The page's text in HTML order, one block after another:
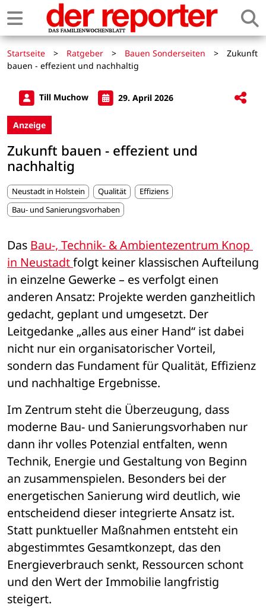
Startseite > Ratgeber > Bauen Sonderseiten >
Zukunft
bauen - effezient und nachhaltig
Till Muchow 29. April 2026
Anzeige
Zukunft bauen - effezient und
nachhaltig
Neustadt in Holstein Qualität
Effiziens
Bau- und Sanierungsvorhaben
Das Bau-, Technik- & Ambientezentrum Knop
in Neustadt folgt keiner klassischen Aufteilung
in einzelne Gewerke – es verfolgt einen
anderen Ansatz: Projekte werden ganzheitlich
gedacht, geplant und umgesetzt. Der
Leitgedanke „alles aus einer Hand“ ist dabei
nicht nur ein organisatorischer Vorteil,
sondern das Fundament für Qualität, Effizienz
und nachhaltige Ergebnisse.
Im Zentrum steht die Überzeugung, dass
moderne Bau- und Sanierungsvorhaben nur
dann ihr volles Potenzial entfalten, wenn
Technik, Energie und Gestaltung von Beginn
an zusammenspielen. Besonders bei der
energetischen Sanierung wird deutlich, wie
entscheidend dieser integrierte Ansatz ist.
Statt punktueller Maßnahmen entsteht ein
abgestimmtes Gesamtkonzept, das den
Energieverbrauch senkt, Ressourcen schont
und den Wert der Immobilie langfristig
steigert.